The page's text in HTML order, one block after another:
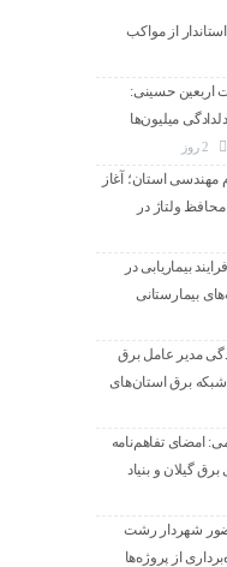
از مواکب
اربعین حسینی:
میلیون‌ها
مهندسی استان؛ آغاز
ولتاژ در
بیماریابی در
بیمارستانی
مدیر عامل برق
شبكه برق استان‌های
امضای تفاهم‌نامه
گیلان و بنیاد
شهردار رشت
از پروژه‌ها